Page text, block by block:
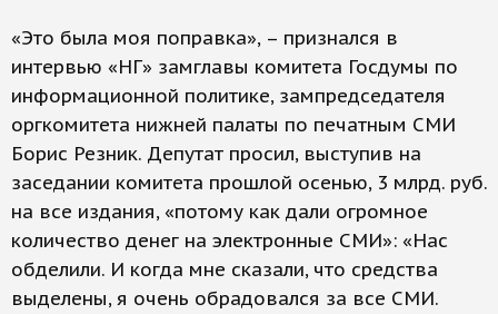
«Это была моя поправка», – признался в
интервью «НГ» замглавы комитета Госдумы по
информационной политике, зампредседателя
оргкомитета нижней палаты по печатным СМИ
Борис Резник. Депутат просил, выступив на
заседании комитета прошлой осенью, 3 млрд. руб.
на все издания, «потому как дали огромное
количество денег на электронные СМИ»: «Нас
обделили. И когда мне сказали, что средства
выделены, я очень обрадовался за все СМИ.